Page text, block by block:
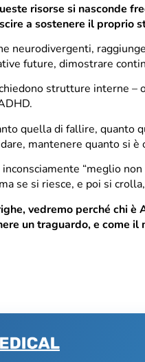
risorse si nasconde
a sostenere il proprio
neurodivergenti,
future, dimostrare
strutture interne –
quella di fallire, quanto
mantenere quanto si è
“meglio
se si riesce, e poi si
vedremo perché chi è
un traguardo, e come